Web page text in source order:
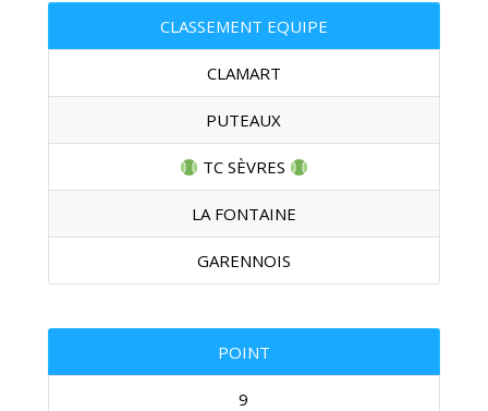
CLASSEMENT EQUIPE
CLAMART
PUTEAUX
TC SÈVRES
LA FONTAINE
GARENNOIS
POINT
9